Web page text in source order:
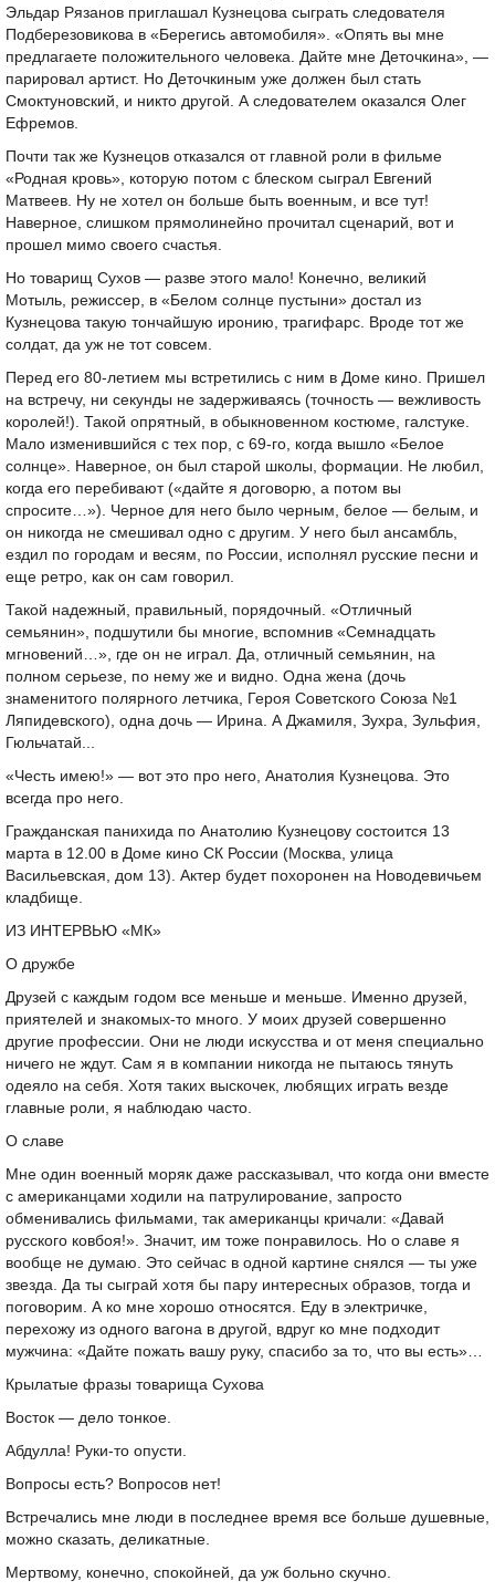
Эльдар Рязанов приглашал Кузнецова сыграть следователя
Подберезовикова в «Берегись автомобиля». «Опять вы мне
предлагаете положительного человека. Дайте мне Деточкина», —
парировал артист. Но Деточкиным уже должен был стать
Смоктуновский, и никто другой. А следователем оказался Олег
Ефремов.
Почти так же Кузнецов отказался от главной роли в фильме
«Родная кровь», которую потом с блеском сыграл Евгений
Матвеев. Ну не хотел он больше быть военным, и все тут!
Наверное, слишком прямолинейно прочитал сценарий, вот и
прошел мимо своего счастья.
Но товарищ Сухов — разве этого мало! Конечно, великий
Мотыль, режиссер, в «Белом солнце пустыни» достал из
Кузнецова такую тончайшую иронию, трагифарс. Вроде тот же
солдат, да уж не тот совсем.
Перед его 80-летием мы встретились с ним в Доме кино. Пришел
на встречу, ни секунды не задерживаясь (точность — вежливость
королей!). Такой опрятный, в обыкновенном костюме, галстуке.
Мало изменившийся с тех пор, с 69-го, когда вышло «Белое
солнце». Наверное, он был старой школы, формации. Не любил,
когда его перебивают («дайте я договорю, а потом вы
спросите…»). Черное для него было черным, белое — белым, и
он никогда не смешивал одно с другим. У него был ансамбль,
ездил по городам и весям, по России, исполнял русские песни и
еще ретро, как он сам говорил.
Такой надежный, правильный, порядочный. «Отличный
семьянин», подшутили бы многие, вспомнив «Семнадцать
мгновений…», где он не играл. Да, отличный семьянин, на
полном серьезе, по нему же и видно. Одна жена (дочь
знаменитого полярного летчика, Героя Советского Союза №1
Ляпидевского), одна дочь — Ирина. А Джамиля, Зухра, Зульфия,
Гюльчатай...
«Честь имею!» — вот это про него, Анатолия Кузнецова. Это
всегда про него.
Гражданская панихида по Анатолию Кузнецову состоится 13
марта в 12.00 в Доме кино СК России (Москва, улица
Васильевская, дом 13). Актер будет похоронен на Новодевичьем
кладбище.
ИЗ ИНТЕРВЬЮ «МК»
О дружбе
Друзей с каждым годом все меньше и меньше. Именно друзей,
приятелей и знакомых-то много. У моих друзей совершенно
другие профессии. Они не люди искусства и от меня специально
ничего не ждут. Сам я в компании никогда не пытаюсь тянуть
одеяло на себя. Хотя таких выскочек, любящих играть везде
главные роли, я наблюдаю часто.
О славе
Мне один военный моряк даже рассказывал, что когда они вместе
с американцами ходили на патрулирование, запросто
обменивались фильмами, так американцы кричали: «Давай
русского ковбоя!». Значит, им тоже понравилось. Но о славе я
вообще не думаю. Это сейчас в одной картине снялся — ты уже
звезда. Да ты сыграй хотя бы пару интересных образов, тогда и
поговорим. А ко мне хорошо относятся. Еду в электричке,
перехожу из одного вагона в другой, вдруг ко мне подходит
мужчина: «Дайте пожать вашу руку, спасибо за то, что вы есть»…
Крылатые фразы товарища Сухова
Восток — дело тонкое.
Абдулла! Руки-то опусти.
Вопросы есть? Вопросов нет!
Встречались мне люди в последнее время все больше душевные,
можно сказать, деликатные.
Мертвому, конечно, спокойней, да уж больно скучно.